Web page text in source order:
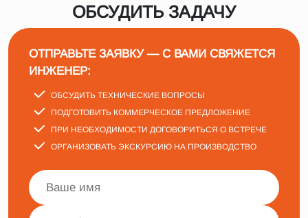
ОБСУДИТЬ ЗАДАЧУ
ОТПРАВЬТЕ ЗАЯВКУ — С ВАМИ СВЯЖЕТСЯ
ИНЖЕНЕР:
ОБСУДИТЬ ТЕХНИЧЕСКИЕ ВОПРОСЫ
ПОДГОТОВИТЬ КОММЕРЧЕСКОЕ ПРЕДЛОЖЕНИЕ
ПРИ НЕОБХОДИМОСТИ ДОГОВОРИТЬСЯ О ВСТРЕЧЕ
ОРГАНИЗОВАТЬ ЭКСКУРСИЮ НА ПРОИЗВОДСТВО